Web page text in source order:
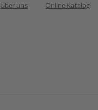
Über uns Online Katalog